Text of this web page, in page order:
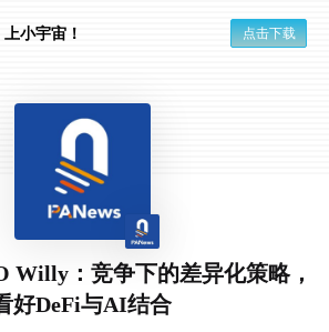
小宇宙！ 点击下载
Willy：竞争下的差异化策略，
好DeFi与AI结合